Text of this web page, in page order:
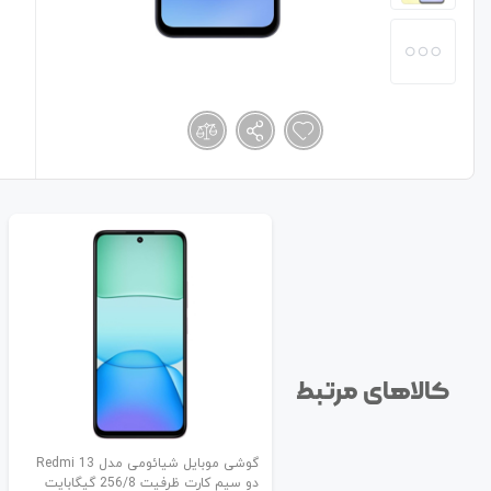
کالاهای مرتبط
گوشی موبایل شیائومی مدل Redmi 13
دو سیم کارت ظرفیت 256/8 گیگابایت